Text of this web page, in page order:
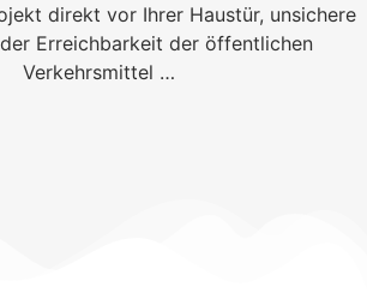
direkt vor Ihrer Haustür, unsichere
Erreichbarkeit der öffentlichen
Verkehrsmittel …